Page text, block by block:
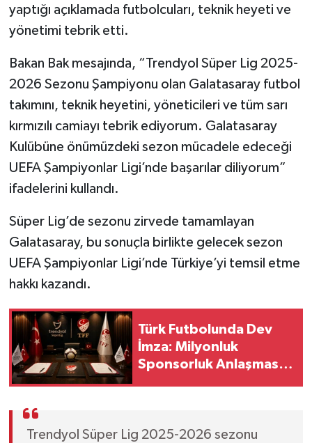
yaptığı açıklamada futbolcuları, teknik heyeti ve
yönetimi tebrik etti.
Bakan Bak mesajında, “Trendyol Süper Lig 2025-
2026 Sezonu Şampiyonu olan Galatasaray futbol
takımını, teknik heyetini, yöneticileri ve tüm sarı
kırmızılı camiayı tebrik ediyorum. Galatasaray
Kulübüne önümüzdeki sezon mücadele edeceği
UEFA Şampiyonlar Ligi’nde başarılar diliyorum”
ifadelerini kullandı.
Süper Lig’de sezonu zirvede tamamlayan
Galatasaray, bu sonuçla birlikte gelecek sezon
UEFA Şampiyonlar Ligi’nde Türkiye’yi temsil etme
hakkı kazandı.
Türk Futbolunda Dev
İmza: Milyonluk
Sponsorluk Anlaşması
Trendyol Süper Lig 2025-2026 sezonu
Siyaset
Sokak Hayvanlarını Sahiplendirme
Sonsöz Özel
Vasıta